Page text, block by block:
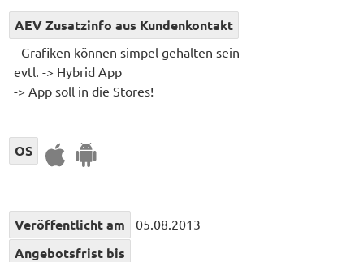
AEV Zusatzinfo aus Kundenkontakt
- Grafiken können simpel gehalten sein
evtl. -> Hybrid App
-> App soll in die Stores!
OS
Veröffentlicht am 05.08.2013
Angebotsfrist bis